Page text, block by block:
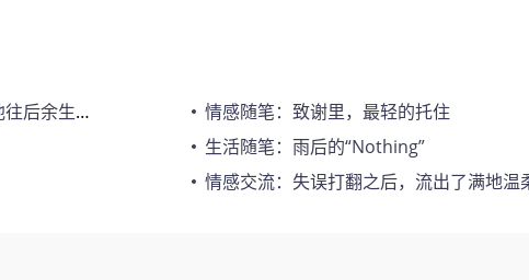
生的滂沱
情感随笔：致谢里，最轻的托住
生活随笔：雨后的“Nothing”
情感交流：失误打翻之后，流出了满地温